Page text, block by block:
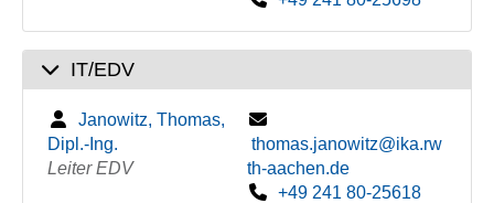
IT/EDV
Janowitz, Thomas,
Dipl.-Ing.
Leiter EDV
thomas.janowitz@ika.rw
th-aachen.de
+49 241 80-25618